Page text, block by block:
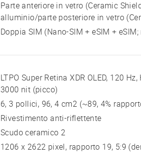
Parte anteriore in vetro (Ceramic
alluminio/parte posteriore in vetro
Doppia SIM (Nano-SIM + eSIM +
LTPO Super Retina XDR OLED, 120
3000 nit (picco)
6, 3 pollici, 96, 4 cm2 (~89, 4%
Rivestimento anti-riflettente
Scudo ceramico 2
1206 x 2622 pixel, rapporto 19, 5:9